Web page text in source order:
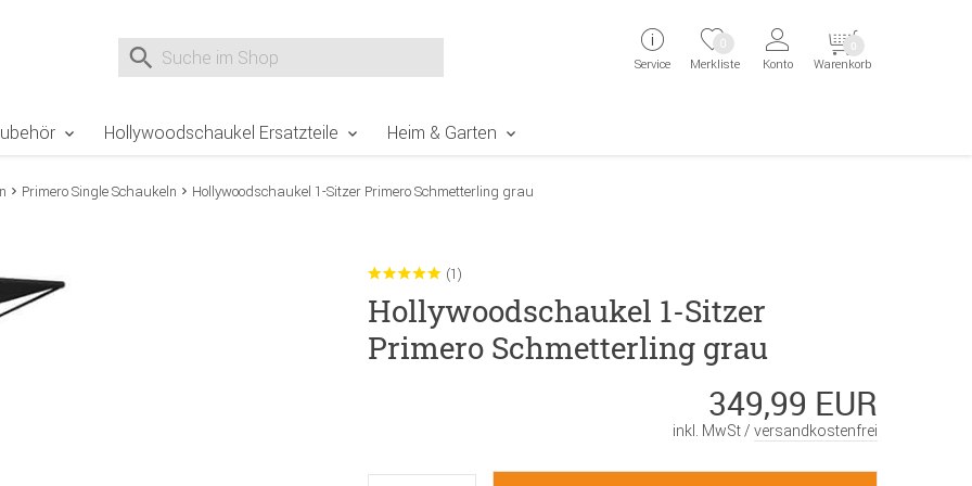
Suche nach
Service Merkliste
0
Konto Warenkorb
0
Hollywoodschaukel Ersatzteile Heim & Garten
Primero Single Schaukeln Hollywoodschaukel 1-Sitzer Primero Schmetterling grau
(1)
Hollywoodschaukel 1-Sitzer
Primero Schmetterling grau
349,99 EUR
inkl. MwSt / versandkostenfrei